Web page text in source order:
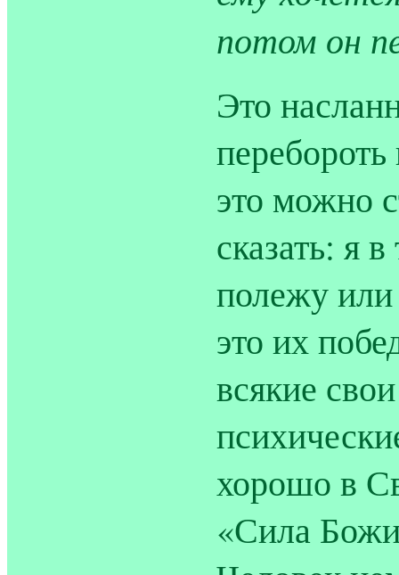
потом он
Это
это можно
сказать: я
полежу или
это их
всякие
хорошо в
«Сила